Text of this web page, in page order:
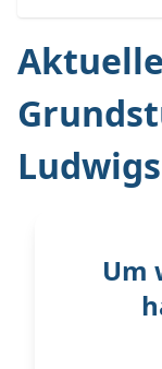
Aktuelle
Um